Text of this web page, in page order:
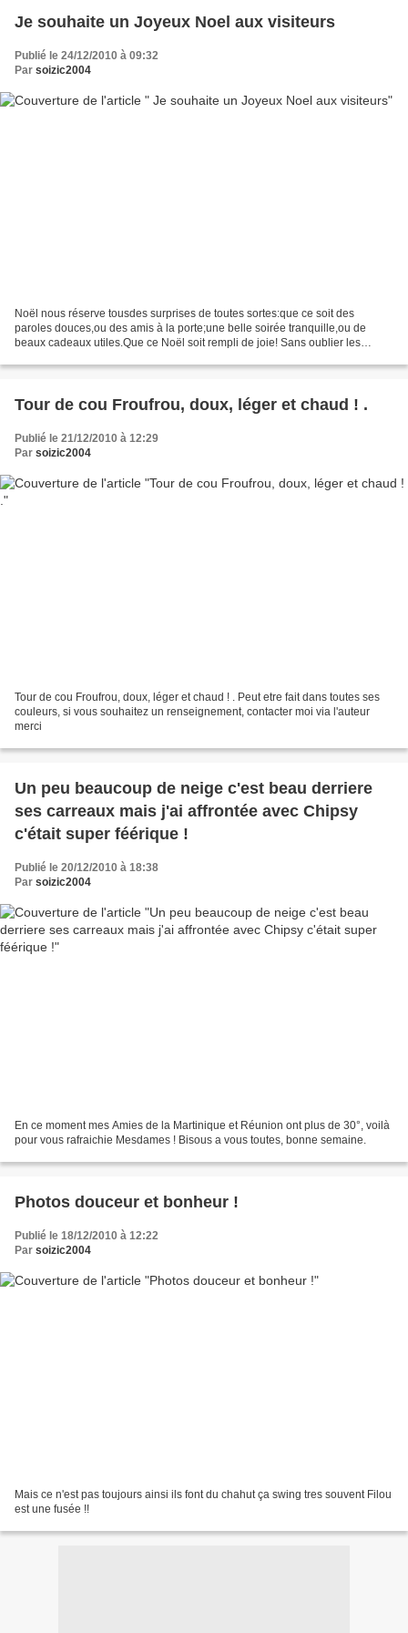
Je souhaite un Joyeux Noel aux visiteurs
Publié le 24/12/2010 à 09:32
Par soizic2004
Noël nous réserve tousdes surprises de toutes sortes:que ce soit des
paroles douces,ou des amis à la porte;une belle soirée tranquille,ou de
beaux cadeaux utiles.Que ce Noël soit rempli de joie! Sans oublier les
Tour de cou Froufrou, doux, léger et chaud ! .
Publié le 21/12/2010 à 12:29
Par soizic2004
Tour de cou Froufrou, doux, léger et chaud ! . Peut etre fait dans toutes ses
couleurs, si vous souhaitez un renseignement, contacter moi via l'auteur
merci
Un peu beaucoup de neige c'est beau derriere
ses carreaux mais j'ai affrontée avec Chipsy
c'était super féérique !
Publié le 20/12/2010 à 18:38
Par soizic2004
En ce moment mes Amies de la Martinique et Réunion ont plus de 30°, voilà
pour vous rafraichie Mesdames ! Bisous a vous toutes, bonne semaine.
Photos douceur et bonheur !
Publié le 18/12/2010 à 12:22
Par soizic2004
Mais ce n'est pas toujours ainsi ils font du chahut ça swing tres souvent Filou
est une fusée !!